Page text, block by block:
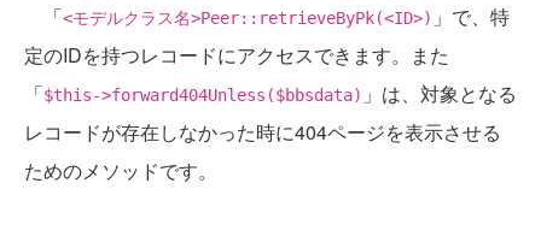
「<モデルクラス名>Peer::retrieveByPk(<ID>) 」で、特
定のIDを持つレコードにアクセスできます。また
「$this->forward404Unless($bbsdata) 」は、対象となる
レコードが存在しなかった時に404ページを表示させる
ためのメソッドです。